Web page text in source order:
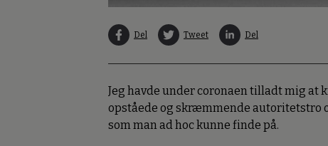
Del Tweet Del
Jeg havde under coronaen tilladt mig
opståede og skræmmende autoritetstro
som man ad hoc kunne finde på.